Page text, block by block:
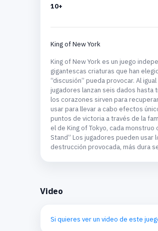
10+
King of New York
King of New York es un juego
gigantescas criaturas que han
“discusión” pueda provocar. Al
jugadores lanzan seis dados hasta
los corazones sirven para
usar para llevar a cabo efectos
puntos de victoria a través de la
el de King of Tokyo, cada
Stand” Los jugadores pueden
destrucción provocada, más dura
Video
Si quieres ver un video de este